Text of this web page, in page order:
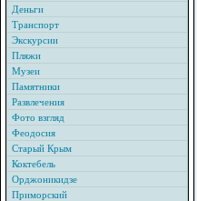
Деньги
Транспорт
Экскурсии
Пляжи
Музеи
Памятники
Развлечения
Фото взгляд
Феодосия
Старый Крым
Коктебель
Орджоникидзе
Приморский